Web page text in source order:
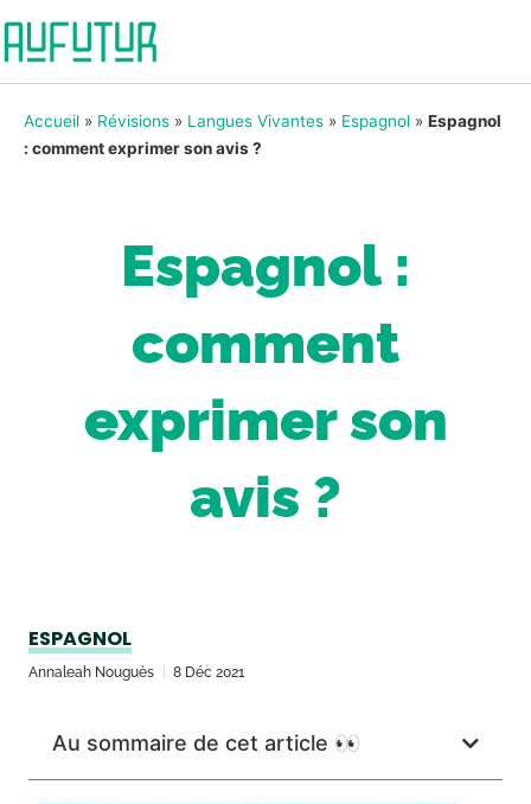
Accueil » Révisions » Langues Vivantes » Espagnol » Espagnol
: comment exprimer son avis ?
Espagnol :
comment
exprimer son
avis ?
ESPAGNOL
Annaleah Nouguès 8 Déc 2021
Au sommaire de cet article 👀